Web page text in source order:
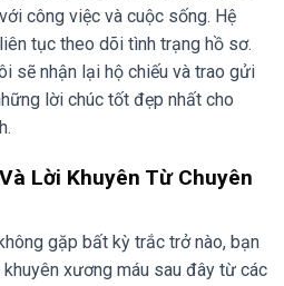
công việc và cuộc sống. Hệ
tục theo dõi tình trạng hồ sơ.
sẽ nhận lại hộ chiếu và trao gửi
lời chúc tốt đẹp nhất cho
Lời Khuyên Từ Chuyên
gặp bất kỳ trắc trở nào, bạn
xương máu sau đây từ các